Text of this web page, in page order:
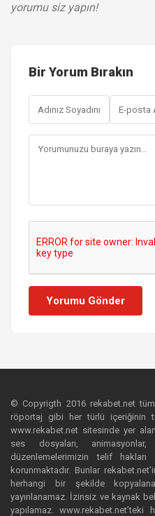
yorumu siz yapın!
Bir Yorum Bırakın
Yorumu Gönder
© Copyrigth 2016 rekabet.net tüm
röportaj gibi her türlü içeriğinin
www.rekabet.net sitesinde yer
ses dosyaları,
düzenlemelerimizin telif
korunmaktadır. Bunlar
herhangi bir şekilde
yayınlanamaz. İzinsiz ve kaynak
yapılamaz.